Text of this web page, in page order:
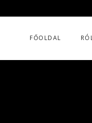
FŐOLDAL